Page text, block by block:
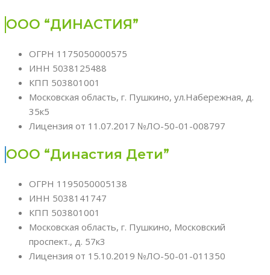
ООО “ДИНАСТИЯ”
ОГРН 1175050000575
ИНН 5038125488
КПП 503801001
Московская область, г. Пушкино, ул.Набережная, д.
35к5
Лицензия от 11.07.2017 №ЛО-50-01-008797
ООО “Династия Дети”
ОГРН 1195050005138
ИНН 5038141747
КПП 503801001
Московская область, г. Пушкино, Московский
проспект., д. 57к3
Лицензия от 15.10.2019 №ЛО-50-01-011350